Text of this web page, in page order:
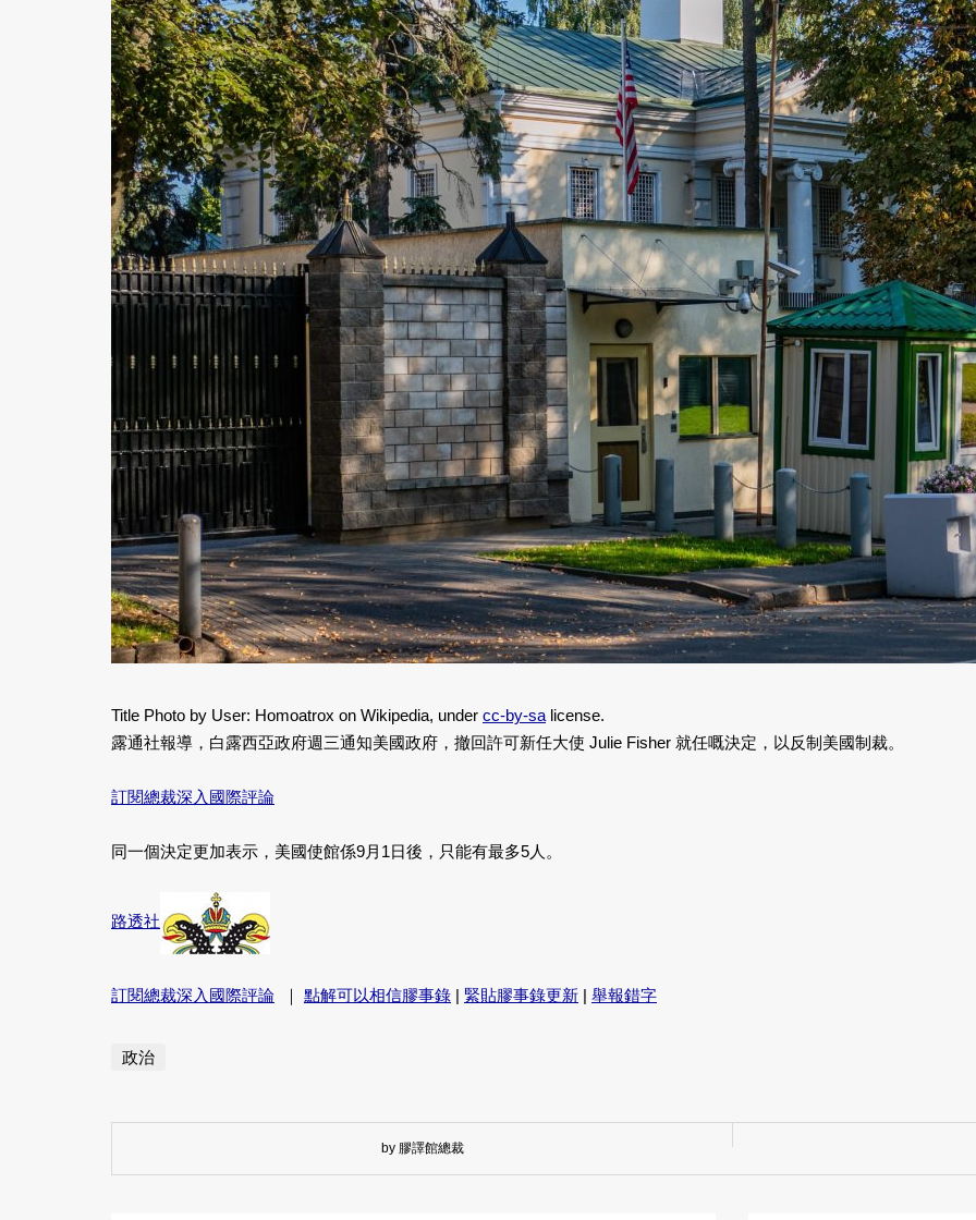
Title Photo by User: Homoatrox on Wikipedia, under cc-by-sa license.
露通社報導，白露西亞政府週三通知美國政府，撤回許可新任大使 Julie Fisher 就任嘅決定，以反制美國制裁。
訂閱總裁深入國際評論
同一個決定更加表示，美國使館係9月1日後，只能有最多5人。
路透社
訂閱總裁深入國際評論 ｜ 點解可以相信膠事錄 | 緊貼膠事錄更新 | 舉報錯字
政治
by 膠譯館總裁